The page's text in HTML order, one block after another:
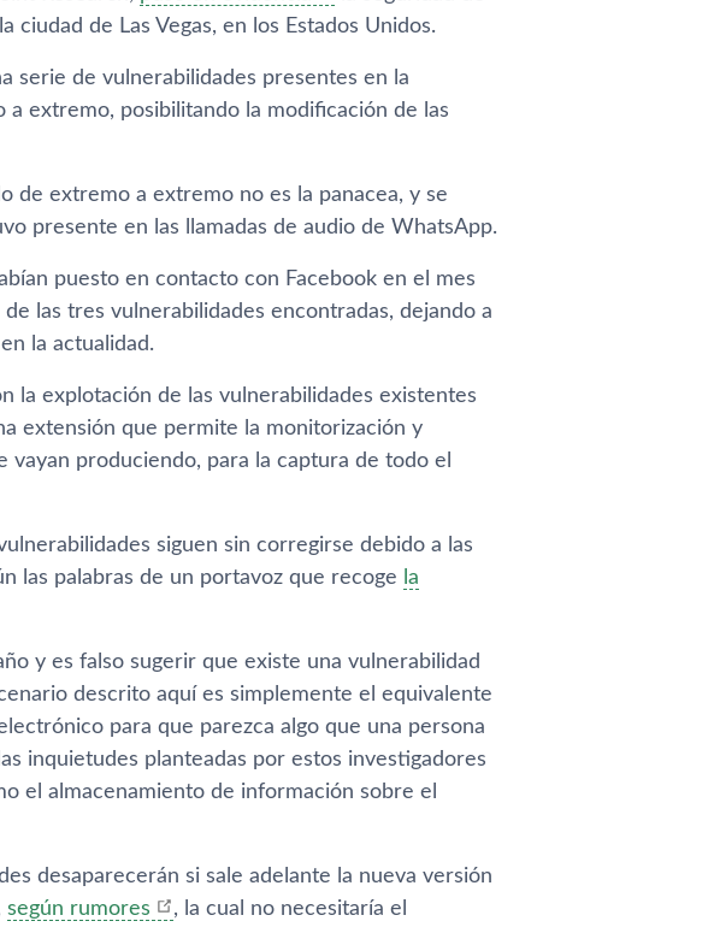
de Las Vegas, en los Estados Unidos.
serie de vulnerabilidades presentes en la
extremo, posibilitando la modificación de las
de extremo a extremo no es la panacea, y se
presente en las llamadas de audio de WhatsApp.
puesto en contacto con Facebook en el mes
las tres vulnerabilidades encontradas, dejando a
la actualidad.
la explotación de las vulnerabilidades existentes
extensión que permite la monitorización y
produciendo, para la captura de todo el
siguen sin corregirse debido a las
las palabras de un portavoz que recoge la
y es falso sugerir que existe una vulnerabilidad
descrito aquí es simplemente el equivalente
para que parezca algo que una persona
inquietudes planteadas por estos investigadores
el almacenamiento de información sobre el
desaparecerán si sale adelante la nueva versión
según rumores
, la cual no necesitaría el